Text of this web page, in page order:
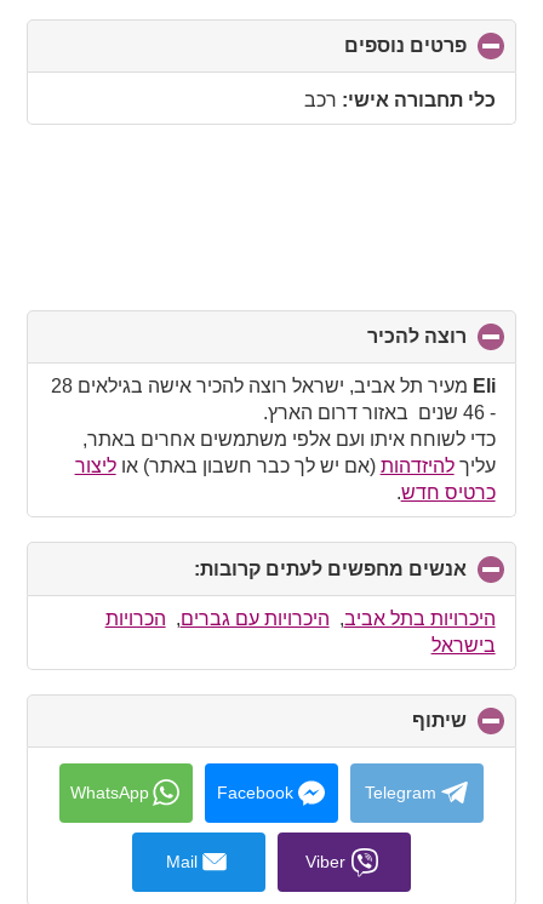
פרטים נוספים
to
collapseכלי תחבורה אישי: רכב
רוצה להכיר
to
collapse
contents
Eli
מעיר תל אביב, ישראל רוצה להכיר אישה בגילאים 28
- 46 שנים באזור דרום הארץ.
כדי לשוחח איתו ועם אלפי משתמשים אחרים באתר,
עליךלהיזדהות (אם יש לך כבר חשבון באתר) אוליצור
כרטיס חדש.
אנשים מחפשים לעתים קרובות:
to
collapse
היכרויות בתל אביב, היכרויות עם גברים, הכרויות
בישראל
שיתוף
to
collapse
contents
Telegram
Facebook
WhatsApp
Viber
Mail